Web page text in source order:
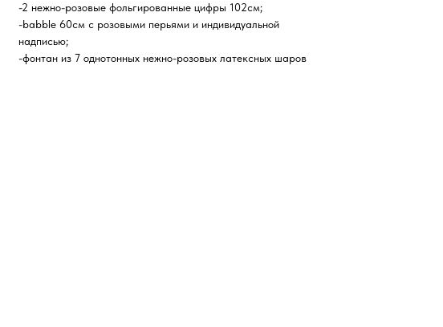
-2 нежно-розовые фольгированные цифры 102см;
-babble 60см с розовыми перьями и индивидуальной
надписью;
-фонтан из 7 однотонных нежно-розовых латексных шаров